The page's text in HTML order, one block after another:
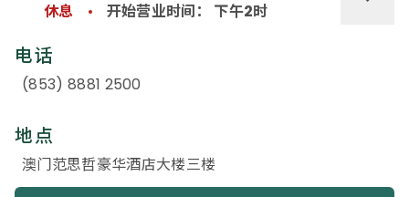
休息 开始营业时间： 下午2时
电话
(853) 8881 2500
地点
澳门范思哲豪华酒店大楼三楼